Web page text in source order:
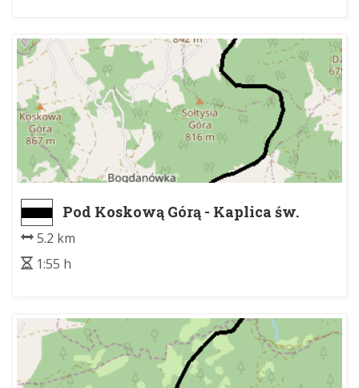
Pod Koskową Górą - Kaplica św.
Anny w Więciórce
5.2 km
1:55 h